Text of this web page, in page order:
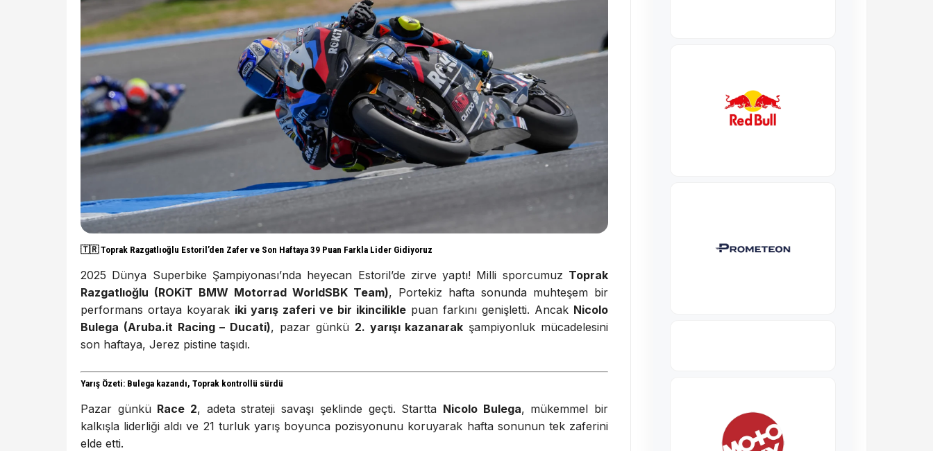
🇹🇷Toprak Razgatlıoğlu Estoril’den Zafer ve Son Haftaya 39 Puan Farkla Lider Gidiyoruz
2025 Dünya Superbike Şampiyonası’nda heyecan Estoril’de zirve yaptı! Milli sporcumuz Toprak
Razgatlıoğlu (ROKiT BMW Motorrad WorldSBK Team), Portekiz hafta sonunda muhteşem bir
performans ortaya koyarak iki yarış zaferi ve bir ikincilikle puan farkını genişletti. Ancak Nicolo
Bulega (Aruba.it Racing – Ducati), pazar günkü 2. yarışı kazanarak şampiyonluk mücadelesini
son haftaya, Jerez pistine taşıdı.
Yarış Özeti: Bulega kazandı, Toprak kontrollü sürdü
Pazar günkü Race 2, adeta strateji savaşı şeklinde geçti. Startta Nicolo Bulega, mükemmel bir
kalkışla liderliği aldı ve 21 turluk yarış boyunca pozisyonunu koruyarak hafta sonunun tek zaferini
elde etti.